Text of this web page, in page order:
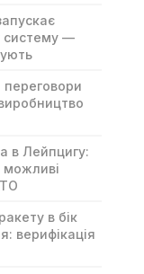
систему —
переговори
в Лейпцигу:
можливі
в бік
верифікація